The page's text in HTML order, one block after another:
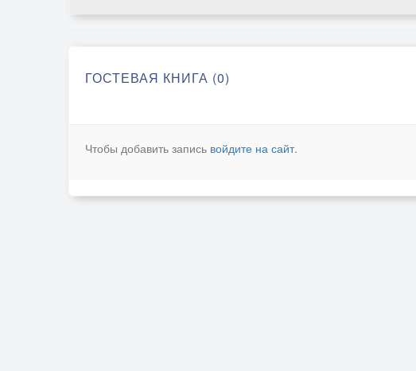
ГОСТЕВАЯ КНИГА (0)
Чтобы добавить запись войдите на сайт.